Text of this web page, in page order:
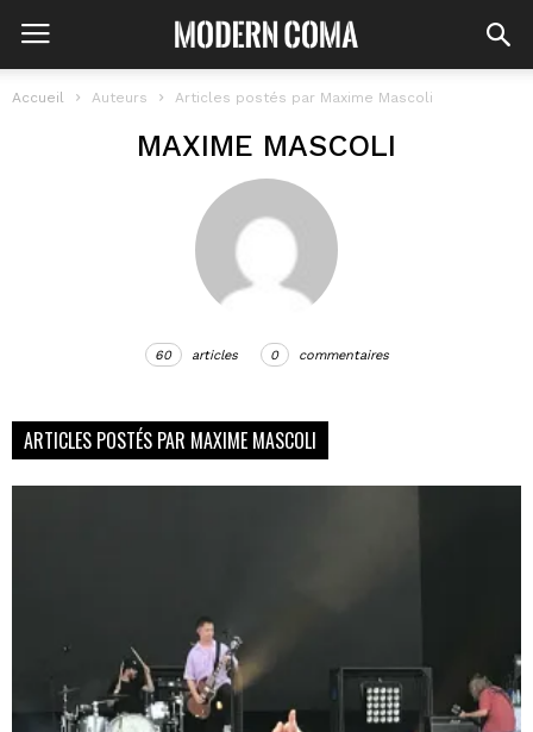
Accueil Auteurs Articles postés par Maxime Mascoli
MAXIME MASCOLI
60 articles 0 commentaires
ARTICLES POSTÉS PAR MAXIME MASCOLI